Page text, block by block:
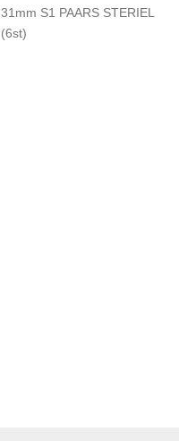
31mm S1 PAARS STERIEL
(6st)